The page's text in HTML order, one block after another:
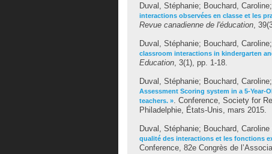
Duval, Stéphanie; Bouchard, Caroline;
interactions observées en classe et les
Revue canadienne de l'éducation,
Duval, Stéphanie; Bouchard, Caroline;
classroom interactions in kindergarten
Education, 3(1), pp. 1-18.
Duval, Stéphanie; Bouchard, Caroline;
Assessment Scoring system in a 5-
teachers. ». Conference, Society for
Philadelphie, États-Unis, mars 2015.
Duval, Stéphanie; Bouchard, Caroline
qualité des interactions et les fonctions
Conference, 82e Congrès de